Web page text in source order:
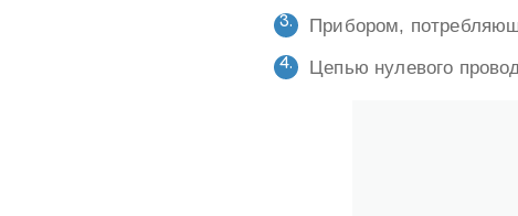
Прибором,
Цепью нулевого